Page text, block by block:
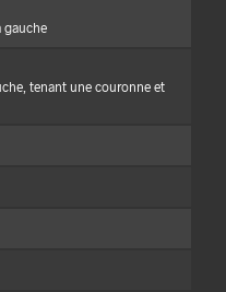
gauche
tenant une couronne et